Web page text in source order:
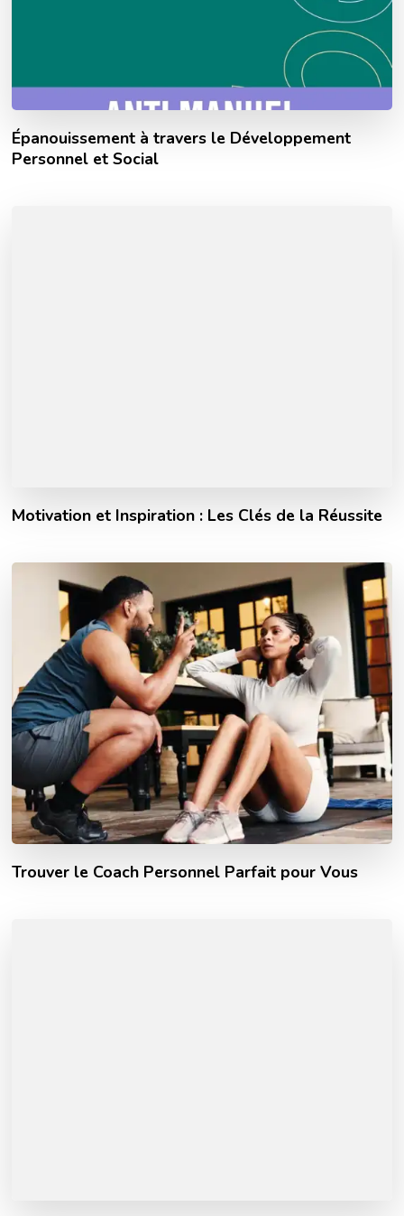
Épanouissement à travers le Développement
Personnel et Social
Motivation et Inspiration : Les Clés de la Réussite
Trouver le Coach Personnel Parfait pour Vous